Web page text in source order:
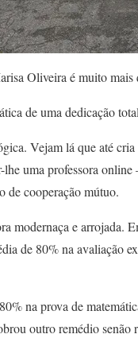
Oliveira é muito
de uma dedicação
Vejam lá que até
uma professora
de cooperação mútuo.
modernaça e arrojada.
de 80% na avaliação
na prova de
outro remédio